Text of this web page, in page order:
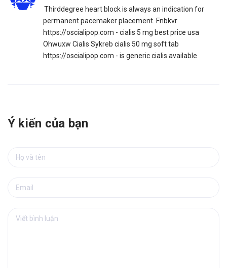
Thirddegree heart block is always an indication for
permanent pacemaker placement. Fnbkvr
https://oscialipop.com - cialis 5 mg best price usa
Ohwuxw Cialis Sykreb cialis 50 mg soft tab
https://oscialipop.com - is generic cialis available
Ý kiến của bạn